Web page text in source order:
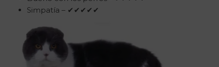
Simpatía – ✔✔✔✔✔